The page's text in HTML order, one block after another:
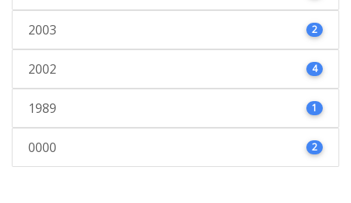
2003 2
2002 4
1989 1
0000 2